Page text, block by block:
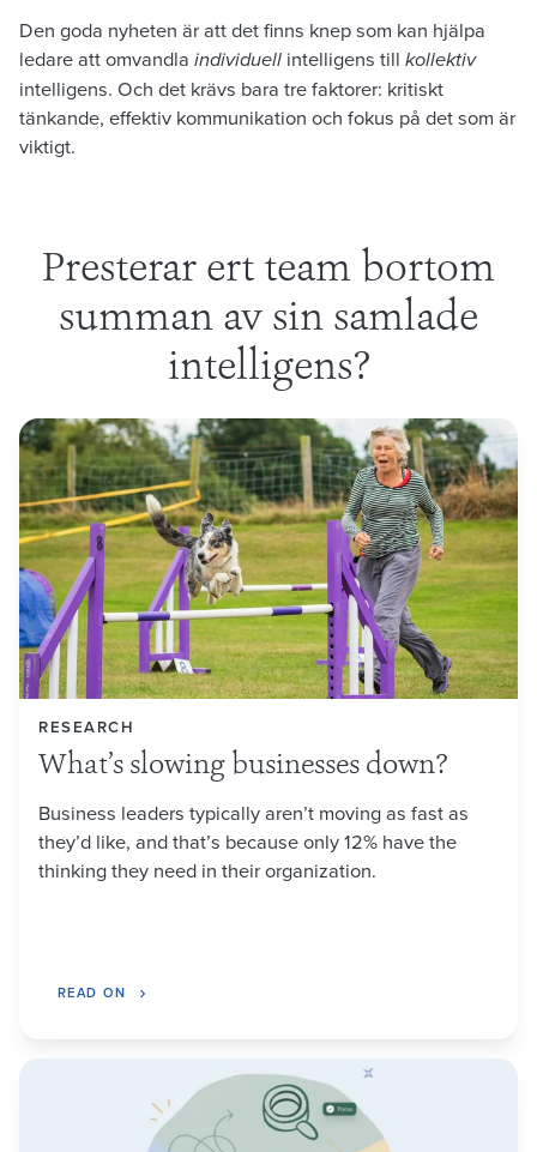
Den goda nyheten är att det finns knep som kan hjälpa
ledare att omvandla individuell intelligens till kollektiv
intelligens. Och det krävs bara tre faktorer: kritiskt
tänkande, effektiv kommunikation och fokus på det som är
viktigt.
Presterar ert team bortom
summan av sin samlade
intelligens?
RESEARCH
What’s slowing businesses down?
Business leaders typically aren’t moving as fast as
they’d like, and that’s because only 12% have the
thinking they need in their organization.
READ ON